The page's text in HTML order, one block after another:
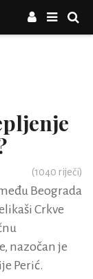
(1040 riječi)
Beograda
Crkve
nazočan je
Perić.